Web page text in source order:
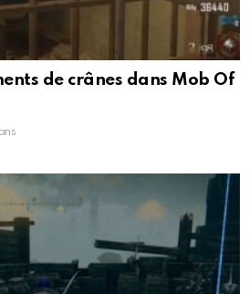
de crânes dans Mob Of